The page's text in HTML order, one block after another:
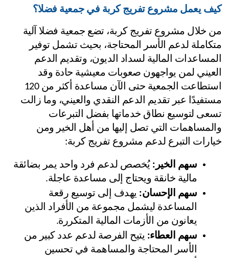
يعمل مشروع تفريج كربة في جمعية فضلا؟
من خلال مشروع تفريج كربة، تضع جمعية فضلا آلية
متكاملة لدعم الأسر المحتاجة، بحيث تشمل توفير
المساعدات المالية لسداد الديون، وتقديم الدعم
العيني لمن يواجهون صعوبات معيشية حادة وقد
استطاعت الجمعية حتى الآن مساعدة أكثر من 120
مستفيدًا عبر تقديم الدعم النقدي والعيني، وما زالت
تسعى لتوسيع نطاق خدماتها بفضل التبرعات
والمساهمات التي تصل إليها من أهل الخير ومن
التبرع لدعم مشروع تفريج كربة:
سهم الخير:
يُخصص لدعم فرد واحد يمر بضائقة
مالية خانقة ويحتاج إلى مساعدة عاجلة.
سهم الإحسان:
يهدف إلى توسيع رقعة
المساعدة ليشمل مجموعة من الأفراد الذين
يعانون من الأزمات المالية المتكررة.
سهم العطاء:
يتيح الفرصة لدعم عدد كبير من
الأسر المحتاجة والمساهمة في تحسين